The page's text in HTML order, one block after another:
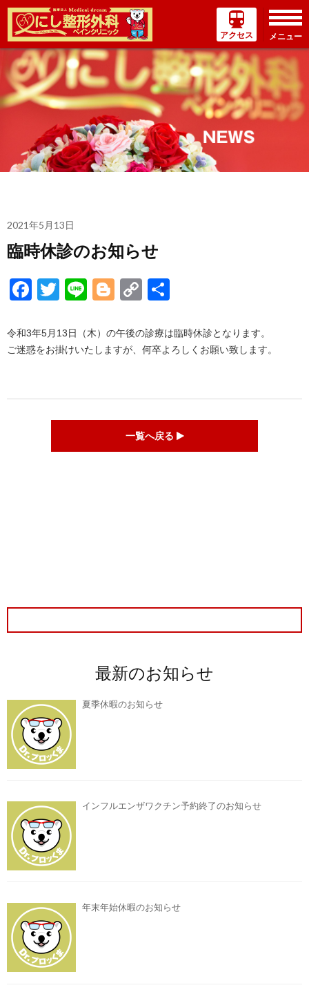
ン
ン
キ
アクセス メニュー
2021年5月13日
臨時休診のお知らせ
Facebook
Twitter
LineBlogger
Copy
令和3年5月13日（木）の午後の診療は臨時休診となります。
ご迷惑をお掛けいたしますが、何卒よろしくお願い致します。
一覧へ戻る
最新のお知らせ
夏季休暇のお知らせ
インフルエンザワクチン予約終了のお知らせ
年末年始休暇のお知らせ